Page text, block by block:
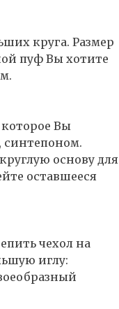
круга. Размер
пуф Вы хотите
которое Вы
синтепоном.
основу для
оставшееся
чехол на
иглу: